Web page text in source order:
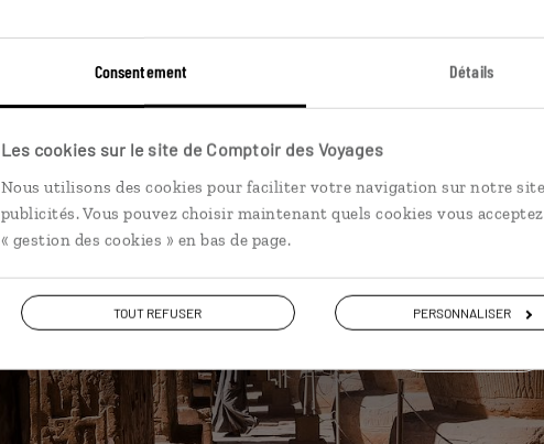
Consentement Détails
Les cookies sur le site de Comptoir des Voyages
Nous utilisons des cookies pour faciliter votre navigation sur notre
publicités. Vous pouvez choisir maintenant quels cookies vous
« gestion des cookies » en bas de page.
TOUT REFUSER PERSONNALISER
Nos 12 idées de